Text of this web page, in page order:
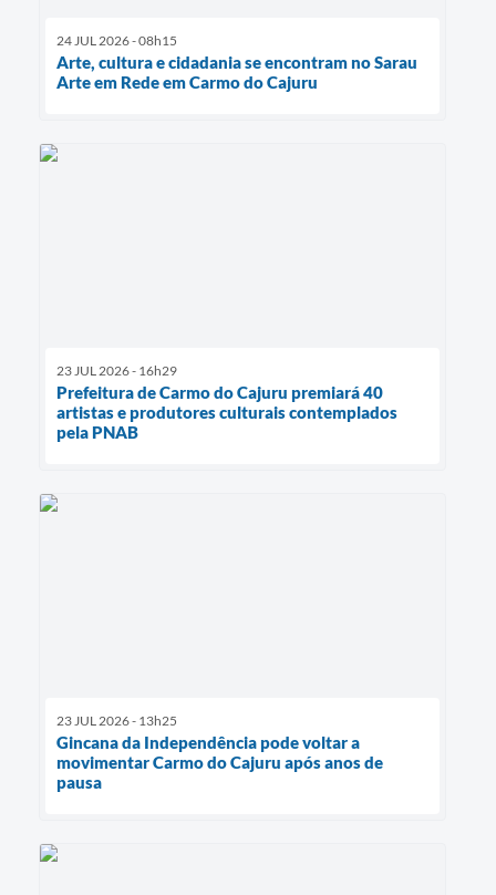
24 JUL 2026 - 08h15
Arte, cultura e cidadania se encontram no Sarau
Arte em Rede em Carmo do Cajuru
23 JUL 2026 - 16h29
Prefeitura de Carmo do Cajuru premiará 40
artistas e produtores culturais contemplados
pela PNAB
23 JUL 2026 - 13h25
Gincana da Independência pode voltar a
movimentar Carmo do Cajuru após anos de
pausa